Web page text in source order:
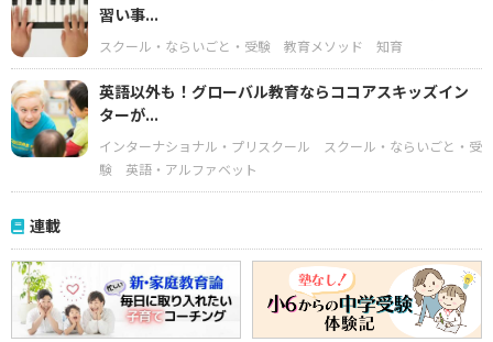
習い事...
スクール・ならいごと・受験 教育メソッド 知育
英語以外も！グローバル教育ならココアスキッズイン
ターが...
インターナショナル・プリスクール
スクール・ならいごと・受
験
英語・アルファベット
連載